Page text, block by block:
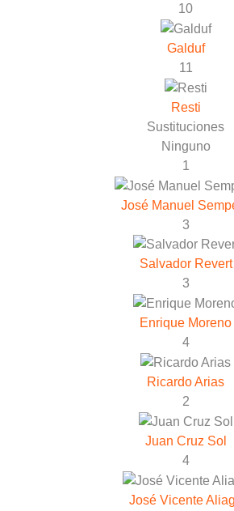
10
Galduf
11
Resti
Sustituciones
Ninguno
1
José Manuel
3
Salvador Revert
3
Enrique Moreno
4
Ricardo Arias
2
Juan Cruz Sol
4
José Vicente